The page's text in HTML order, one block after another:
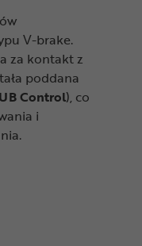
V-brake.
za kontakt z
poddana
Control), co
i